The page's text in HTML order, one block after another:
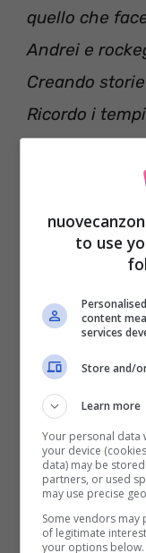
quello che
Andrei e
Creando
Ricordo i
la folla
Se c’è un
A prendere i
Fammelo
Possiamo
Tornare
Quando tutti
No, non ci
Voglio tornare
Tornare
Quando
to use
content
services
Store and/
Learn more
Your personal data
your device
data) may be
partners, or used
may use precise
Some vendors
of legitimate
your options